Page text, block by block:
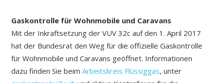
Gaskontrolle für Wohnmobile und Caravans
Mit der Inkraftsetzung der VUV 32c auf den 1. April 2017
hat der Bundesrat den Weg für die offizielle Gaskontrolle
für Wohnmobile und Caravans geöffnet. Informationen
dazu finden Sie beim Arbeitskreis Flüssiggas, unter